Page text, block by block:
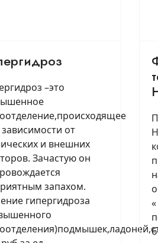
–это
от
и внешних
Зачастую он
запахом.
гипергидроза